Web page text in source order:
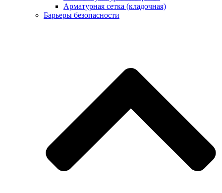
Арматурная сетка (кладочная)
Барьеры безопасности